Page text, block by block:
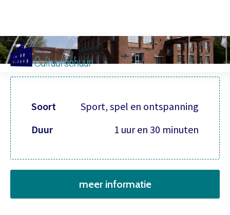
Soort
Sport, spel en ontspanning
Duur
1 uur en 30 minuten
meer informatie